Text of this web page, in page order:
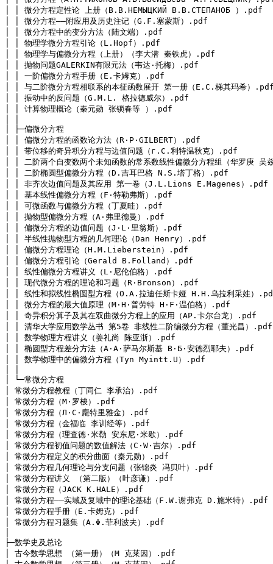
│ │ 微分方程定性论 上册（В.В.НЕМЫЦКИЙ В.В.СТЕПАНОБ ）.pdf
│ │ 微分方程——附应用及历史注记（G.F.塞蒙斯）.pdf
│ │ 微分方程中的变分方法（陆文端）.pdf
│ │ 物理学微分方程引论（L.Hopf）.pdf
│ │ 物理学与偏微分方程（上册）（李大潜 秦铁虎）.pdf
│ │ 抛物问题GALERKIN有限元法（韦达·托梅）.pdf
│ │ 一阶偏微分方程手册（E.卡姆克）.pdf
│ │ 与二阶微分方程相联系的本征函数展开 第一册（E.C.梯其玛希）
│ │ 振动中的反问题（G.M.L. 格拉德威尔）.pdf
│ │ 计算物理概论（秦元勋 张锁春等 ）.pdf
│ ├─偏微分方程
│ │ 偏微分方程的函数论方法（R·P·GILBERT）.pdf
│ │ 带位移的奇异积分方程与边值问题（г.C.利特温秋克）.pdf
│ │ 二阶两个自变数两个未知函数的常系数线性偏微分方程组（华罗庚
│ │ 二阶椭圆型偏微分方程（D.吉耳巴格 N.S.塔丁格）.pdf
│ │ 非齐次边值问题及其应用 第一卷（J.L.Lions E.Magenes）.pdf
│ │ 基本线性偏微分方程（F·特勒弗斯）.pdf
│ │ 可微函数与偏微分方程（丁夏畦）.pdf
│ │ 抛物型偏微分方程（A·弗里德曼）.pdf
│ │ 偏微分方程的边值问题（J·L·里翁斯）.pdf
│ │ 半线性抛物型方程的几何理论（Dan Henry）.pdf
│ │ 偏微分方程理论（H.M.Lieberstein）.pdf
│ │ 偏微分方程引论（Gerald B.Folland）.pdf
│ │ 线性偏微分方程讲义（L·尼伦伯格）.pdf
│ │ 现代微分方程的理论和习题（R·Bronson）.pdf
│ │ 线性和拟线性椭圆型方程（O.A.拉迪任斯卡娅 H.H.乌拉利采娃）
│ │ 微分方程的最大值原理（M·H·普劳特 H·F·温伯格）.pdf
│ │ 奇异积分算子及其在双曲微分方程上的应用（AP.卡尔台龙）.pdf
│ │ 清华大学应用数学丛书 第5卷 非线性二阶编微分方程（董光昌）.pdf
│ │ 数学物理方程讲义（姜礼尚 陈亚浙）.pdf
│ │ 椭圆型方程差分方法（A·A·萨马尔斯基 B·Б·安德烈耶夫）.pdf
│ │ 数学物理中的偏微分方程（Tyn Myintt.U）.pdf
│ └─常微分方程
│ 常微分方程教程（丁同仁 李承治）.pdf
│ 常微分方程（M·罗梭）.pdf
│ 常微分方程（Л·C·龐特里雅金）.pdf
│ 常微分方程（金福临 李训经等）.pdf
│ 常微分方程（理查德·米勒 安东尼·米歇）.pdf
│ 常微分方程初值问题的数值解法（C·W·吉尔）.pdf
│ 常微分方程定义的积分曲面（秦元勋）.pdf
│ 常微分方程几何理论与分支问题（张锦炎 冯贝叶）.pdf
│ 常微分方程讲义 （第二版）（叶彦谦）.pdf
│ 常微分方程（JACK K.HALE）.pdf
│ 常微分方程——实域及复域中的理论基础（F.W.谢弗克 D.施米特）.pdf
│ 常微分方程手册（E.卡姆克）.pdf
│ 常微分方程习题集（A.Φ.菲利波夫）.pdf
├─数学史及总论
│ 古今数学思想 （第一册）（M 克莱因）.pdf